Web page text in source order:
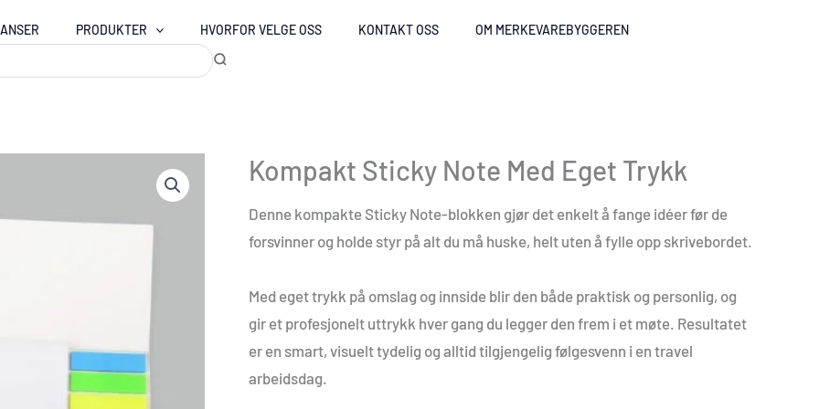
PRODUKTER HVORFOR VELGE OSS KONTAKT OSS OM MERKEVAREBYGGEREN
Kompakt Sticky Note Med Eget Trykk
Denne kompakte Sticky Note-blokken gjør det enkelt å fange idéer før de
forsvinner og holde styr på alt du må huske, helt uten å fylle opp skrivebordet.
Med eget trykk på omslag og innside blir den både praktisk og personlig, og
gir et profesjonelt uttrykk hver gang du legger den frem i et møte. Resultatet
er en smart, visuelt tydelig og alltid tilgjengelig følgesvenn i en travel
arbeidsdag.